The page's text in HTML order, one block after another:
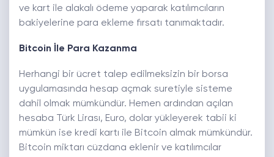
ve kart ile alakalı ödeme yaparak katılımcıların
bakiyelerine para ekleme fırsatı tanımaktadır.
Bitcoin İle Para Kazanma
Herhangi bir ücret talep edilmeksizin bir borsa
uygulamasında hesap açmak suretiyle sisteme
dahil olmak mümkündür. Hemen ardından açılan
hesaba Türk Lirası, Euro, dolar yükleyerek tabii ki
mümkün ise kredi kartı ile Bitcoin almak mümkündür.
Bitcoin miktarı cüzdana eklenir ve katılımcılar